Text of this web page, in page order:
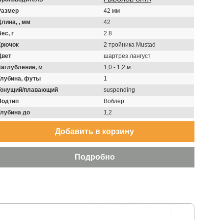
42 мм
, мм
42
г
2.8
2 тройника Mustad
шартрез лангуст
м
1,0 - 1,2 м
футы
1
плавающий
suspending
Воблер
до
1,2